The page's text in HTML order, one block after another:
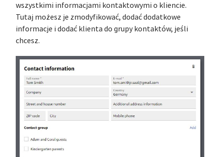
wszystkimi informacjami kontaktowymi o kliencie.
Tutaj możesz je zmodyfikować, dodać dodatkowe
informacje i dodać klienta do grupy kontaktów, jeśli
chcesz.